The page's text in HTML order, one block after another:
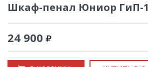
Шкаф-пенал Юниор ГиП-1
24 900